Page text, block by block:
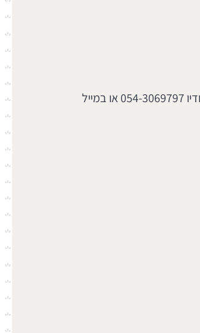
*אפשרות להתאמה אישית – צור קשר עם הסטודיו 054-3069797 או במייל